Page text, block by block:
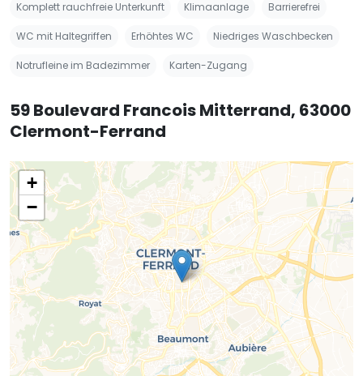
Komplett rauchfreie Unterkunft Klimaanlage Barrierefrei
WC mit Haltegriffen Erhöhtes WC Niedriges Waschbecken
Notrufleine im Badezimmer Karten-Zugang
59 Boulevard Francois Mitterrand, 63000
Clermont-Ferrand
+
−